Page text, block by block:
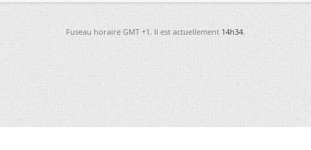
Fuseau horaire GMT +1. Il est actuellement 14h34.